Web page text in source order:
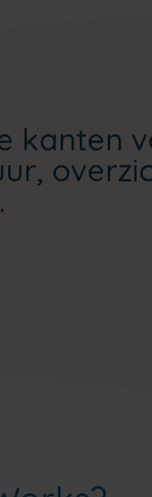
kanten